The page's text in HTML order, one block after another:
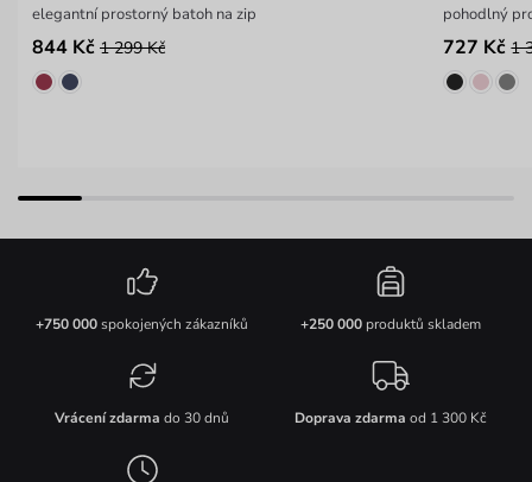
elegantní prostorný batoh na zip
844 Kč 1 299 Kč
pohodlný
727 Kč 1
+750 000spokojených zákazníků +250 000produktů skladem
Vrácení zdarma do 30 dnů Doprava zdarma od 1 300 Kč